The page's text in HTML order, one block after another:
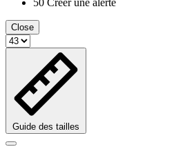
50 Créer une alerte
Close
Guide des tailles